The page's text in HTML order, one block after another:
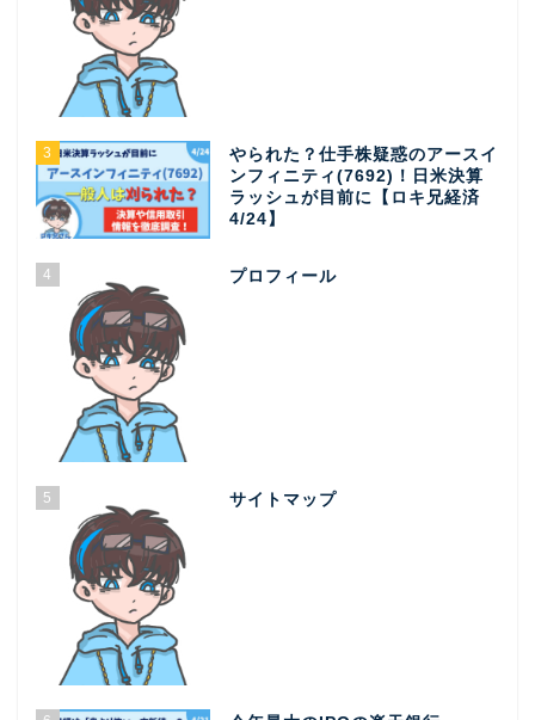
3
やられた？仕手株疑惑のアースイ
ンフィニティ(7692)！日米決算
ラッシュが目前に【ロキ兄経済
4/24】
4 プロフィール
5 サイトマップ